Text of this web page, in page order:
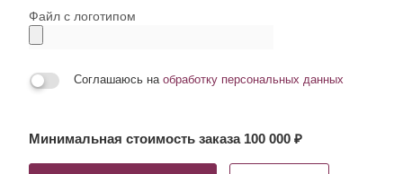
Файл с логотипом
Соглашаюсь на обработку персональных данных
Минимальная стоимость заказа 100 000 ₽